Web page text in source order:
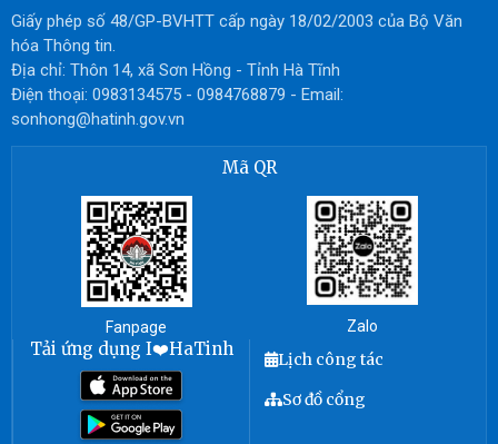
Giấy phép số 48/GP-BVHTT cấp ngày 18/02/2003 của Bộ Văn
hóa Thông tin.
Địa chỉ: Thôn 14, xã Sơn Hồng - Tỉnh Hà Tĩnh
Điện thoại: 0983134575 - 0984768879 - Email:
sonhong@hatinh.gov.vn
Mã QR
Fanpage Zalo
Tải ứng dụng I❤️HaTinh
Lịch công tác
Sơ đồ cổng